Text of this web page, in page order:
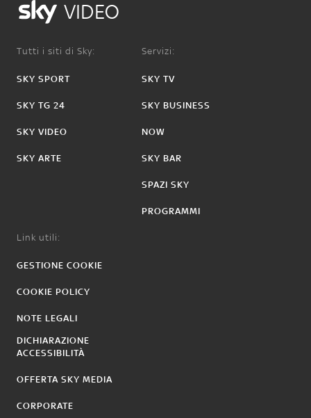
VIDEO
Tutti i siti di Sky:
SKY SPORT
SKY TG 24
SKY VIDEO
SKY ARTE
Servizi:
SKY TV
SKY BUSINESS
NOW
SKY BAR
SPAZI SKY
PROGRAMMI
Link utili:
GESTIONE COOKIE
COOKIE POLICY
NOTE LEGALI
DICHIARAZIONE
ACCESSIBILITÀ
OFFERTA SKY MEDIA
CORPORATE